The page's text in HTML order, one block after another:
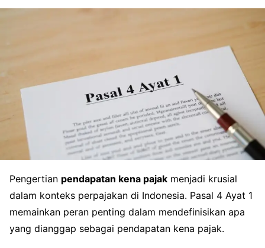
Pengertian pendapatan kena pajak menjadi krusial
dalam konteks perpajakan di Indonesia. Pasal 4 Ayat 1
memainkan peran penting dalam mendefinisikan apa
yang dianggap sebagai pendapatan kena pajak.